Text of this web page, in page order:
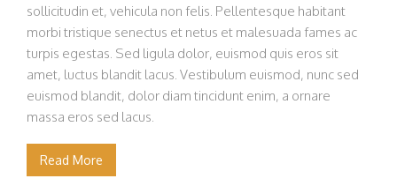
sollicitudin et, vehicula non felis. Pellentesque habitant
morbi tristique senectus et netus et malesuada fames ac
turpis egestas. Sed ligula dolor, euismod quis eros sit
amet, luctus blandit lacus. Vestibulum euismod, nunc sed
euismod blandit, dolor diam tincidunt enim, a ornare
massa eros sed lacus.
Read More